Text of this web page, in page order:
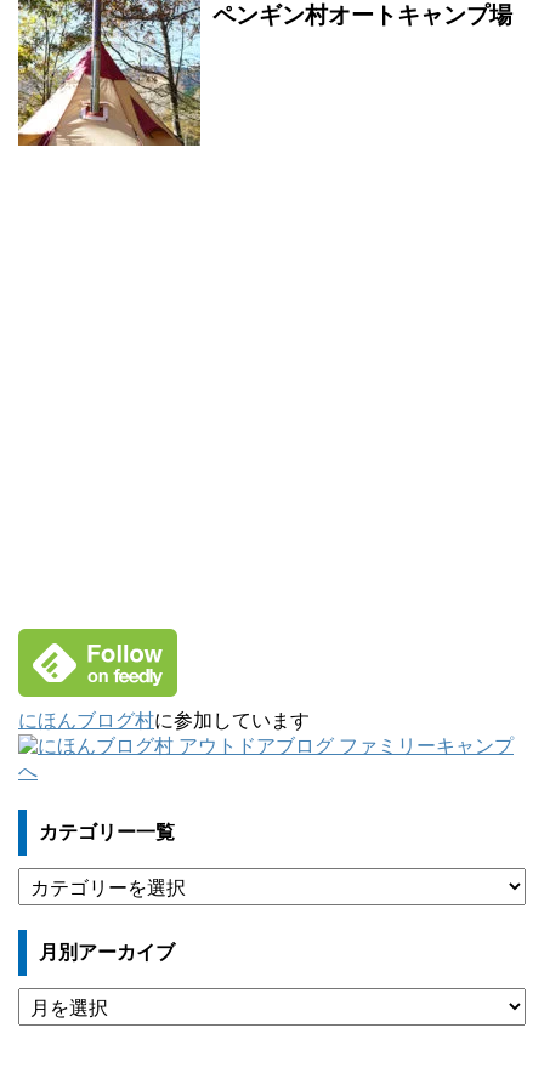
ペンギン村オートキャンプ場
にほんブログ村に参加しています
カテゴリー一覧
テ
ゴ
ー
一
覧
月別アーカイブ
月
別